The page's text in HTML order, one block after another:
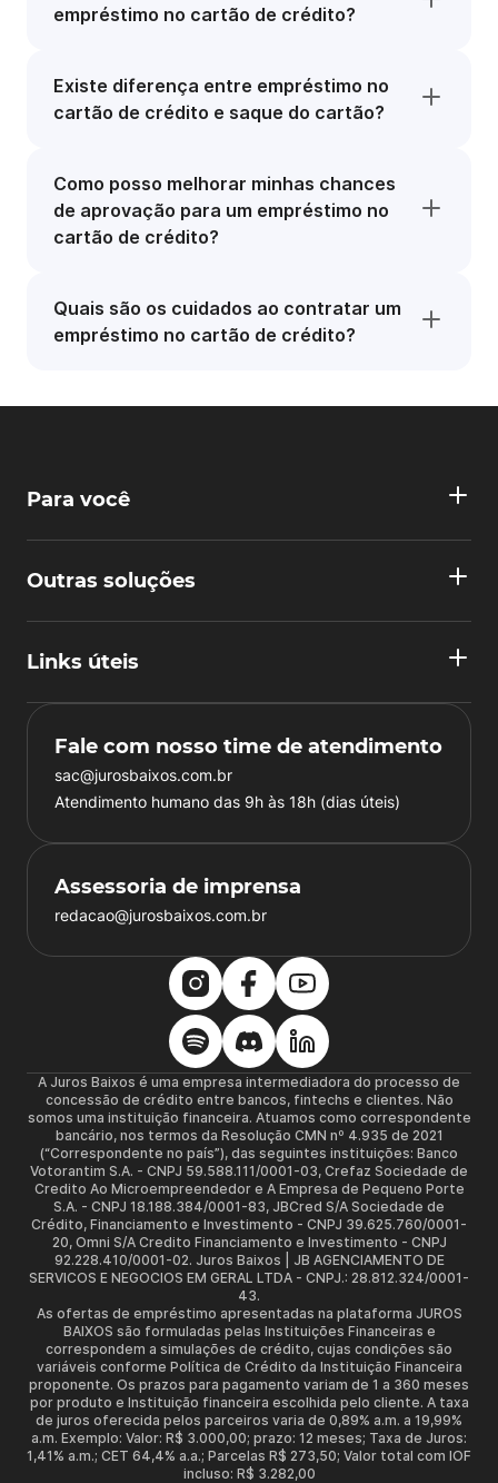
empréstimo no cartão de crédito?
Existe diferença entre empréstimo no
cartão de crédito e saque do cartão?
Como posso melhorar minhas chances
de aprovação para um empréstimo no
cartão de crédito?
Quais são os cuidados ao contratar um
empréstimo no cartão de crédito?
Para você
Outras soluções
Links úteis
Fale com nosso time de atendimento
sac@jurosbaixos.com.br
Atendimento humano das 9h às 18h (dias úteis)
Assessoria de imprensa
redacao@jurosbaixos.com.br
A Juros Baixos é uma empresa intermediadora do processo de
concessão de crédito entre bancos, fintechs e clientes. Não
somos uma instituição financeira. Atuamos como correspondente
bancário, nos termos da Resolução CMN nº 4.935 de 2021
(“Correspondente no país”), das seguintes instituições: Banco
Votorantim S.A. - CNPJ 59.588.111/0001-03, Crefaz Sociedade de
Credito Ao Microempreendedor e A Empresa de Pequeno Porte
S.A. - CNPJ 18.188.384/0001-83, JBCred S/A Sociedade de
Crédito, Financiamento e Investimento - CNPJ 39.625.760/0001-
20, Omni S/A Credito Financiamento e Investimento - CNPJ
92.228.410/0001-02. Juros Baixos | JB AGENCIAMENTO DE
SERVICOS E NEGOCIOS EM GERAL LTDA - CNPJ.: 28.812.324/0001-
43.
As ofertas de empréstimo apresentadas na plataforma JUROS
BAIXOS são formuladas pelas Instituições Financeiras e
correspondem a simulações de crédito, cujas condições são
variáveis conforme Política de Crédito da Instituição Financeira
proponente. Os prazos para pagamento variam de 1 a 360 meses
por produto e Instituição financeira escolhida pelo cliente. A taxa
de juros oferecida pelos parceiros varia de 0,89% a.m. a 19,99%
a.m. Exemplo: Valor: R$ 3.000,00; prazo: 12 meses; Taxa de Juros:
1,41% a.m.; CET 64,4% a.a.; Parcelas R$ 273,50; Valor total com IOF
incluso: R$ 3.282,00